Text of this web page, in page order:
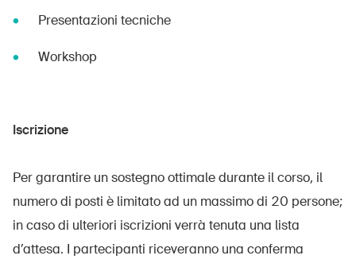
Presentazioni tecniche
Workshop
Iscrizione
Per garantire un sostegno ottimale durante il corso, il
numero di posti è limitato ad un massimo di 20 persone;
in caso di ulteriori iscrizioni verrà tenuta una lista
d’attesa. I partecipanti riceveranno una conferma